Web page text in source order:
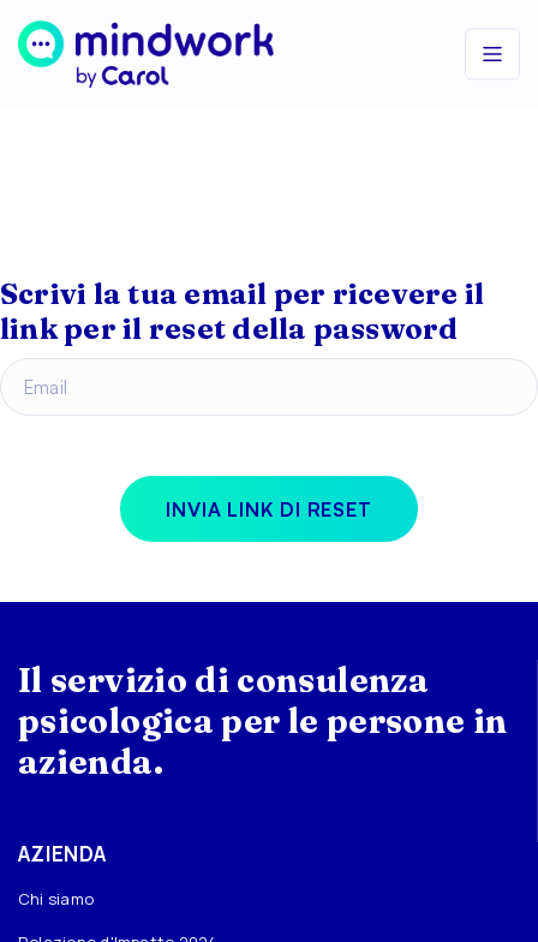
Scrivi la tua email per ricevere il
link per il reset della password
Email
INVIA LINK DI RESET
Il servizio di consulenza
psicologica per le persone in
azienda.
AZIENDA
Chi siamo